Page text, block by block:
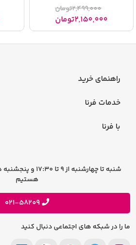
2,499,000تومان
2,150,000تومان
راهنمای خرید
راهنمای خرید اقساطی
خدمات فرنا
شرایط و قوانین
با فرنا
فرصت های شغلی
پیشنهادات و انتقادات
هستیم
021-58209
ما را در شبکه های اجتماعی دنبال کنید